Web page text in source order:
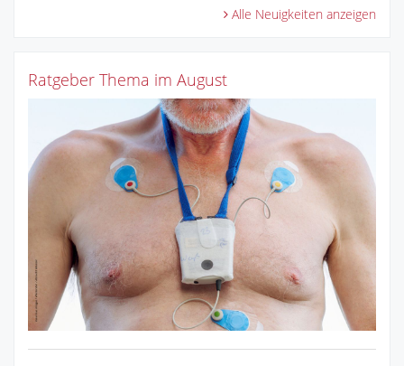
Alle Neuigkeiten anzeigen
Ratgeber Thema im August